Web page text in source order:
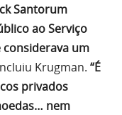
Santorum
ao Serviço
considerava um
Krugman. “É
privados
nem